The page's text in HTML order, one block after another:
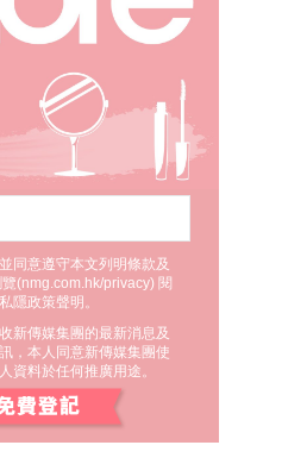
同意遵守本文列明條款及
(nmg.com.hk/privacy) 閱
隱政策聲明。
新傳媒集團的最新消息及
，本人同意新傳媒集團使
資料於任何推廣用途。